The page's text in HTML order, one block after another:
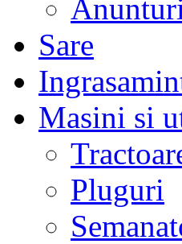
Sare
Masini si
Pluguri